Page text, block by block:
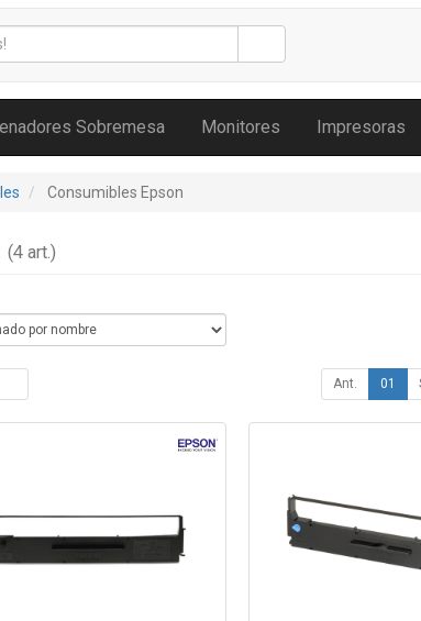
Sobremesa Monitores Impresoras
Consumibles Epson
(4 art.)
Ant. 01